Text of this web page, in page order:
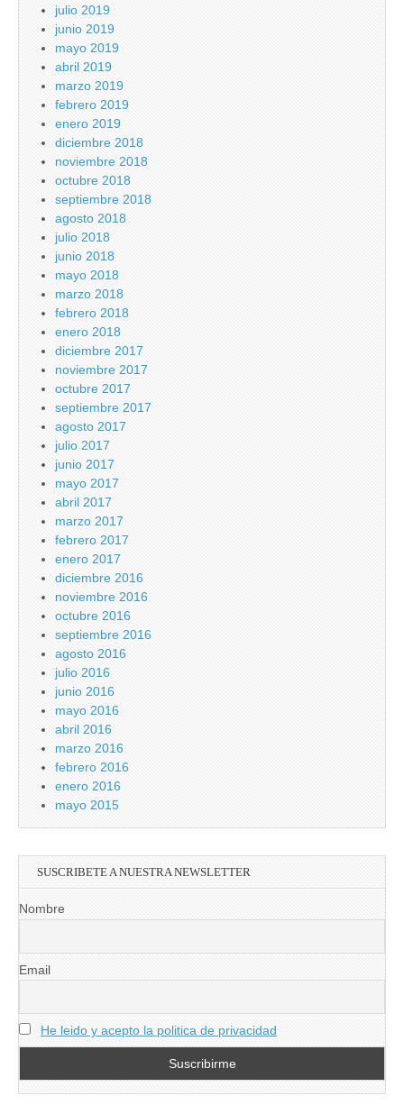
julio 2019
junio 2019
mayo 2019
abril 2019
marzo 2019
febrero 2019
enero 2019
diciembre 2018
noviembre 2018
octubre 2018
septiembre 2018
agosto 2018
julio 2018
junio 2018
mayo 2018
marzo 2018
febrero 2018
enero 2018
diciembre 2017
noviembre 2017
octubre 2017
septiembre 2017
agosto 2017
julio 2017
junio 2017
mayo 2017
abril 2017
marzo 2017
febrero 2017
enero 2017
diciembre 2016
noviembre 2016
octubre 2016
septiembre 2016
agosto 2016
julio 2016
junio 2016
mayo 2016
abril 2016
marzo 2016
febrero 2016
enero 2016
mayo 2015
SUSCRIBETE A NUESTRA NEWSLETTER
Nombre
Email
He leido y acepto la politica de privacidad